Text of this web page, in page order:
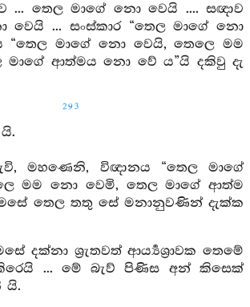
... තෙල මාගේ නො වෙයි .... සඥාව
වෙයි ... සංස්කාර “තෙල මාගේ නො
“තෙල මාගේ නො වෙයි, තෙලෙ මම
ආත්මය නො වේ ය”යි දකිවු දැ
293
මහණෙනි, විඥානය “තෙල මාගේ
මම නො වෙමි, තෙල මාගේ ආත්ම
තෙල තතු සේ මනානුවණින් දැක්ක
දක්නා ශ්‍රැතවත් ආර්‍ය්‍යශ්‍රාවක තෙමේ
... මේ බැව් පිණිස අන් කිසෙක්
යි.